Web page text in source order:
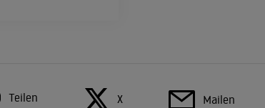
Teilen X Mailen